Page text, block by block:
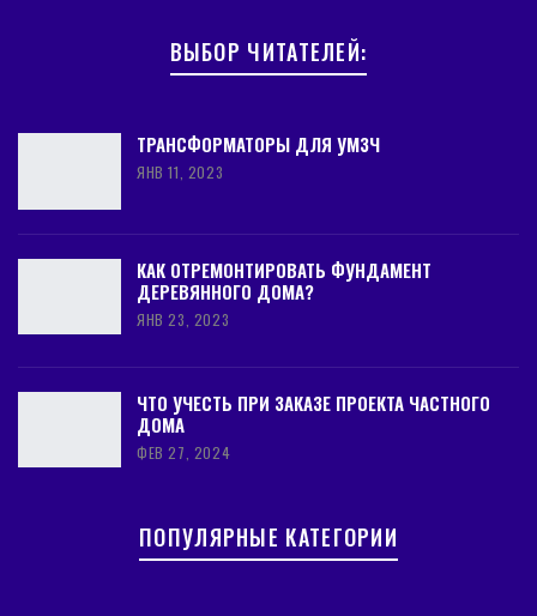
ВЫБОР ЧИТАТЕЛЕЙ:
ТРАНСФОРМАТОРЫ ДЛЯ УМЗЧ
ЯНВ 11, 2023
КАК ОТРЕМОНТИРОВАТЬ ФУНДАМЕНТ
ДЕРЕВЯННОГО ДОМА?
ЯНВ 23, 2023
ЧТО УЧЕСТЬ ПРИ ЗАКАЗЕ ПРОЕКТА ЧАСТНОГО
ДОМА
ФЕВ 27, 2024
ПОПУЛЯРНЫЕ КАТЕГОРИИ